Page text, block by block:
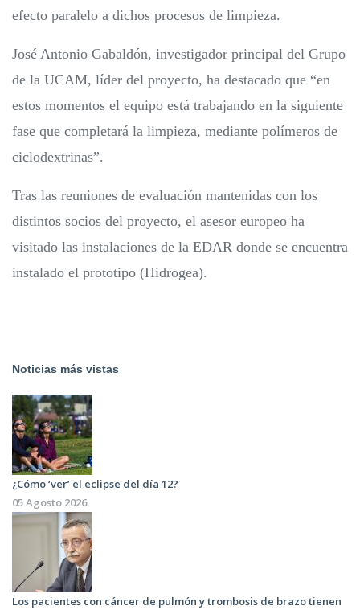
efecto paralelo a dichos procesos de limpieza.
José Antonio Gabaldón, investigador principal del Grupo
de la UCAM, líder del proyecto, ha destacado que “en
estos momentos el equipo está trabajando en la siguiente
fase que completará la limpieza, mediante polímeros de
ciclodextrinas”.
Tras las reuniones de evaluación mantenidas con los
distintos socios del proyecto, el asesor europeo ha
visitado las instalaciones de la EDAR donde se encuentra
instalado el prototipo (Hidrogea).
Noticias más vistas
¿Cómo ‘ver’ el eclipse del día 12?
05 Agosto 2026
Los pacientes con cáncer de pulmón y trombosis de brazo tienen